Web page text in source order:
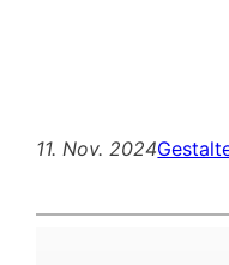
11. Nov. 2024